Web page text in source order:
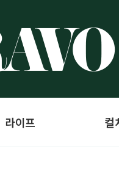
라이프 컬